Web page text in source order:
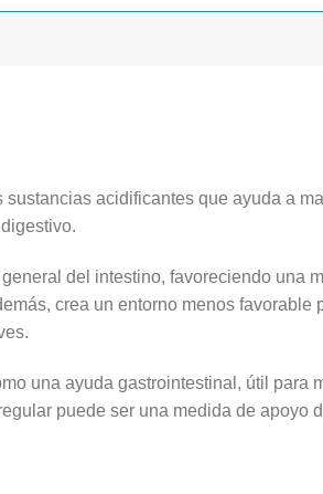
acidificantes que ayuda a
del intestino, favoreciendo una
crea un entorno menos favorable
una ayuda gastrointestinal, útil para
puede ser una medida de apoyo